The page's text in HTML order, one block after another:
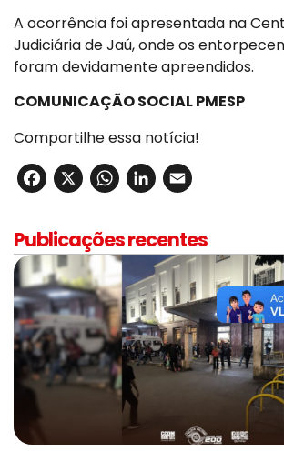
A ocorrência foi apresentada na
Judiciária de Jaú, onde os
foram devidamente apreendidos.
COMUNICAÇÃO SOCIAL PMESP
Compartilhe essa notícia!
Facebook
X WhatsApp
LinkedIn
Publicações recentes